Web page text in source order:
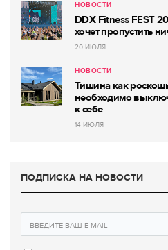
НОВОСТИ
DDX Fitness FEST
хочет пропустить
20 ИЮЛЯ
НОВОСТИ
Тишина как
необходимо
к себе
14 ИЮЛЯ
ПОДПИСКА НА НОВОСТИ